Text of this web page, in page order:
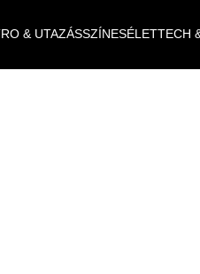
& UTAZÁSSZÍNESÉLETTECH